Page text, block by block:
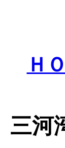
Ｈ
三河